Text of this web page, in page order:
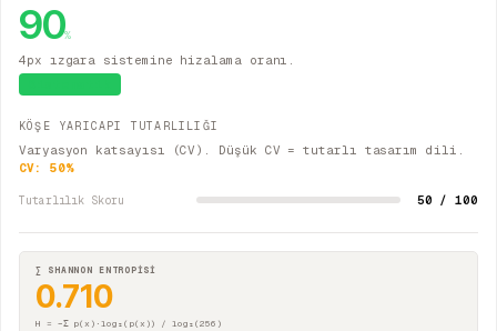
90%
4px ızgara sistemine hizalama oranı.
KÖŞE YARICAPI TUTARLILIĞI
Varyasyon katsayısı (CV). Düşük CV = tutarlı tasarım dili.
CV: 50%
Tutarlılık Skoru 50 / 100
∑ SHANNON ENTROPİSİ
0.710
H = −Σ p(x)·log₂(p(x)) / log₂(256)